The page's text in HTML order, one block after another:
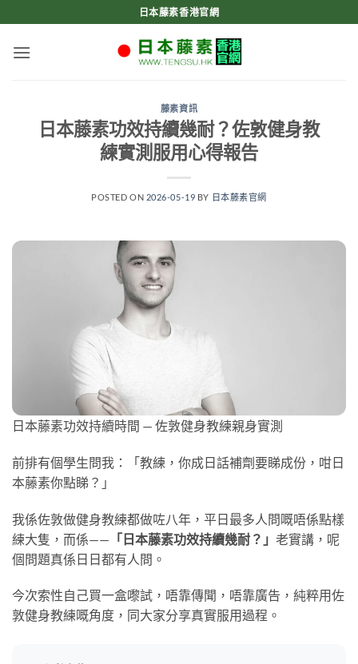
to
content
日本藤素香港官網
藤素資訊
日本藤素功效持續幾耐？佐敦健身教
練實測服用心得報告
POSTED ON 2026-05-19 BY 日本藤素官網
日本藤素功效持續時間 — 佐敦健身教練親身實測
前排有個學生問我：「教練，你成日話補劑要睇成份，咁日
本藤素你點睇？」
我係佐敦做健身教練都做咗八年，平日最多人問嘅唔係點樣
練大隻，而係—— 「日本藤素功效持續幾耐？」 老實講，呢
個問題真係日日都有人問。
今次索性自己買一盒嚟試，唔靠傳聞，唔靠廣告，純粹用佐
敦健身教練嘅角度，同大家分享真實服用過程。